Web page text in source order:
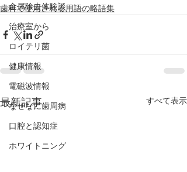
金属除去体験談
治療室から
ロイテリ菌
健康情報
電磁波情報
なぜなに歯周病
口腔と認知症
ホワイトニング
歯科で使用される用語の略語集
最新記事 すべて表示